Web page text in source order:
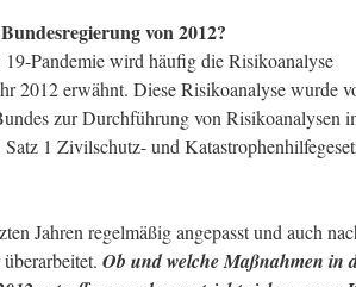
von 2012?
Pandemie wird häufig die Risikoanalyse
2012 erwähnt. Diese Risikoanalyse wurde
zur Durchführung von Risikoanalysen
1 Zivilschutz- und
Jahren regelmäßig angepasst und auch
Ob und welche Maßnahmen in